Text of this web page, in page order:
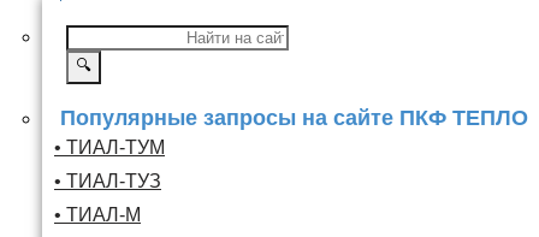
🔍
Популярные запросы на сайте ПКФ ТЕПЛО
• ТИАЛ-ТУМ
• ТИАЛ-ТУЗ
• ТИАЛ-М